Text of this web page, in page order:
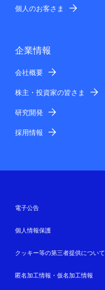
個人のお客さま
企業情報
会社概要
株主・投資家の皆さま
研究開発
採用情報
電子公告
個人情報保護
クッキー等の第三者提供について
匿名加工情報・仮名加工情報